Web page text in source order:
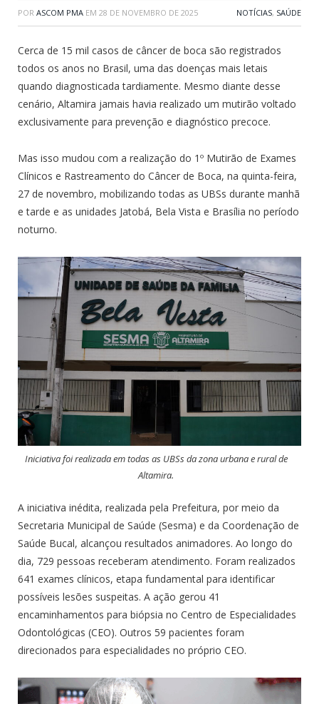
POR ASCOM PMA EM 28 DE NOVEMBRO DE 2025 NOTÍCIAS, SAÚDE
Cerca de 15 mil casos de câncer de boca são registrados
todos os anos no Brasil, uma das doenças mais letais
quando diagnosticada tardiamente. Mesmo diante desse
cenário, Altamira jamais havia realizado um mutirão voltado
exclusivamente para prevenção e diagnóstico precoce.
Mas isso mudou com a realização do 1º Mutirão de Exames
Clínicos e Rastreamento do Câncer de Boca, na quinta-feira,
27 de novembro, mobilizando todas as UBSs durante manhã
e tarde e as unidades Jatobá, Bela Vista e Brasília no período
noturno.
Iniciativa foi realizada em todas as UBSs da zona urbana e rural de
Altamira.
A iniciativa inédita, realizada pela Prefeitura, por meio da
Secretaria Municipal de Saúde (Sesma) e da Coordenação de
Saúde Bucal, alcançou resultados animadores. Ao longo do
dia, 729 pessoas receberam atendimento. Foram realizados
641 exames clínicos, etapa fundamental para identificar
possíveis lesões suspeitas. A ação gerou 41
encaminhamentos para biópsia no Centro de Especialidades
Odontológicas (CEO). Outros 59 pacientes foram
direcionados para especialidades no próprio CEO.